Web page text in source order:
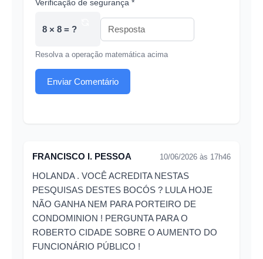
Verificação de segurança *
8 × 8 = ?
Resolva a operação matemática acima
Enviar Comentário
FRANCISCO I. PESSOA 10/06/2026 às 17h46
HOLANDA . VOCÊ ACREDITA NESTAS
PESQUISAS DESTES BOCÓS ? LULA HOJE
NÃO GANHA NEM PARA PORTEIRO DE
CONDOMINION ! PERGUNTA PARA O
ROBERTO CIDADE SOBRE O AUMENTO DO
FUNCIONÁRIO PÚBLICO !